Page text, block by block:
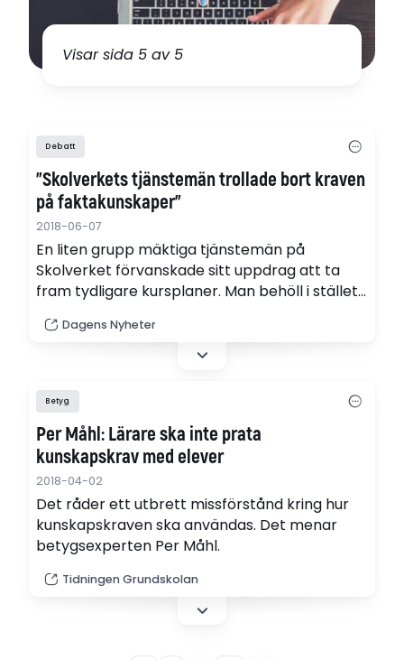
Visar sida 5 av 5
Debatt
”Skolverkets tjänstemän trollade bort kraven
på faktakunskaper”
2018-06-07
En liten grupp mäktiga tjänstemän på
Skolverket förvanskade sitt uppdrag att ta
fram tydligare kursplaner. Man behöll i stället
Samma grupp censurerade också den hårda
kritiken från lärarna. Resultatet är känt.
som få förstår, skriver skolexperten Per
Kornhall och debattören och läraren…
Dagens Nyheter
Betyg
Per Måhl: Lärare ska inte prata
kunskapskrav med elever
2018-04-02
Det råder ett utbrett missförstånd kring hur
kunskaps­kraven ska användas. Det menar
betygsexperten Per Måhl.
Tidningen Grundskolan